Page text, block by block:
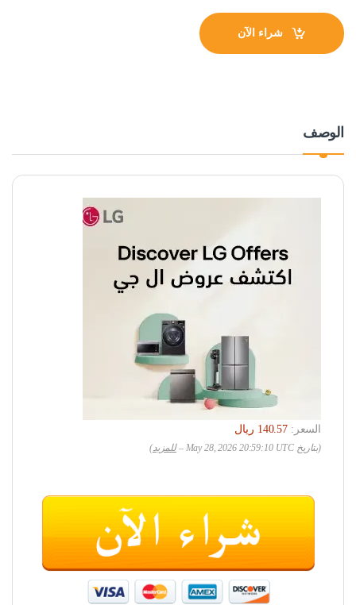
شراء الآن
الوصف
السعر:
‏140.57 ريال
(بتاريخ May 28, 2026 20:59:10 UTC – للمزيد)